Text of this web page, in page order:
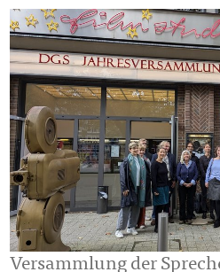
Versammlung der